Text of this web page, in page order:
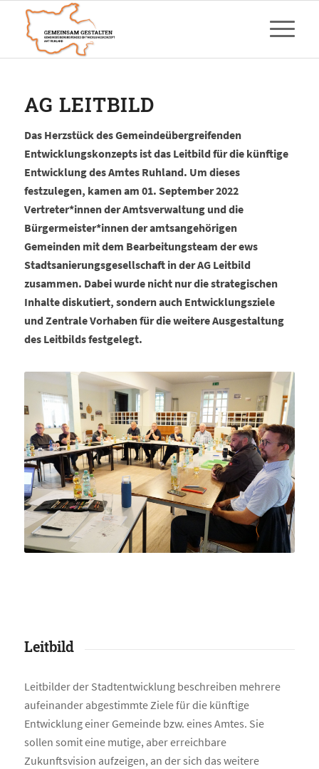
AG LEITBILD
Das Herzstück des Gemeindeübergreifenden
Entwicklungskonzepts ist das Leitbild für die künftige
Entwicklung des Amtes Ruhland. Um dieses
festzulegen, kamen am 01. September 2022
Vertreter*innen der Amtsverwaltung und die
Bürgermeister*innen der amtsangehörigen
Gemeinden mit dem Bearbeitungsteam der ews
Stadtsanierungsgesellschaft in der AG Leitbild
zusammen. Dabei wurde nicht nur die strategischen
Inhalte diskutiert, sondern auch Entwicklungsziele
und Zentrale Vorhaben für die weitere Ausgestaltung
des Leitbilds festgelegt.
Leitbild
Leitbilder der Stadtentwicklung beschreiben mehrere
aufeinander abgestimmte Ziele für die künftige
Entwicklung einer Gemeinde bzw. eines Amtes. Sie
sollen somit eine mutige, aber erreichbare
Zukunftsvision aufzeigen, an der sich das weitere